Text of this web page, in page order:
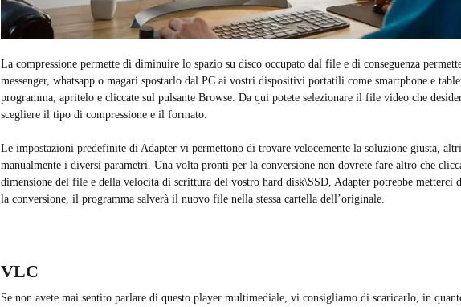
La compressione permette di diminuire lo spazio su disco occupato dal file e di conseguenza
messenger, whatsapp o magari spostarlo dal PC ai vostri dispositivi portatili come smartphone e
programma, apritelo e cliccate sul pulsante Browse. Da qui potete selezionare il file video che
scegliere il tipo di compressione e il formato.
Le impostazioni predefinite di Adapter vi permettono di trovare velocemente la soluzione giusta,
manualmente i diversi parametri. Una volta pronti per la conversione non dovrete fare altro che
dimensione del file e della velocità di scrittura del vostro hard disk\SSD, Adapter potrebbe metterci
la conversione, il programma salverà il nuovo file nella stessa cartella dell’originale.
VLC
Se non avete mai sentito parlare di questo player multimediale, vi consigliamo di scaricarlo, in